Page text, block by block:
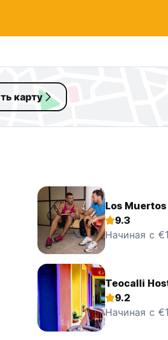
карту
Los
9.3
Начиная с
Teocalli
9.2
Начиная с